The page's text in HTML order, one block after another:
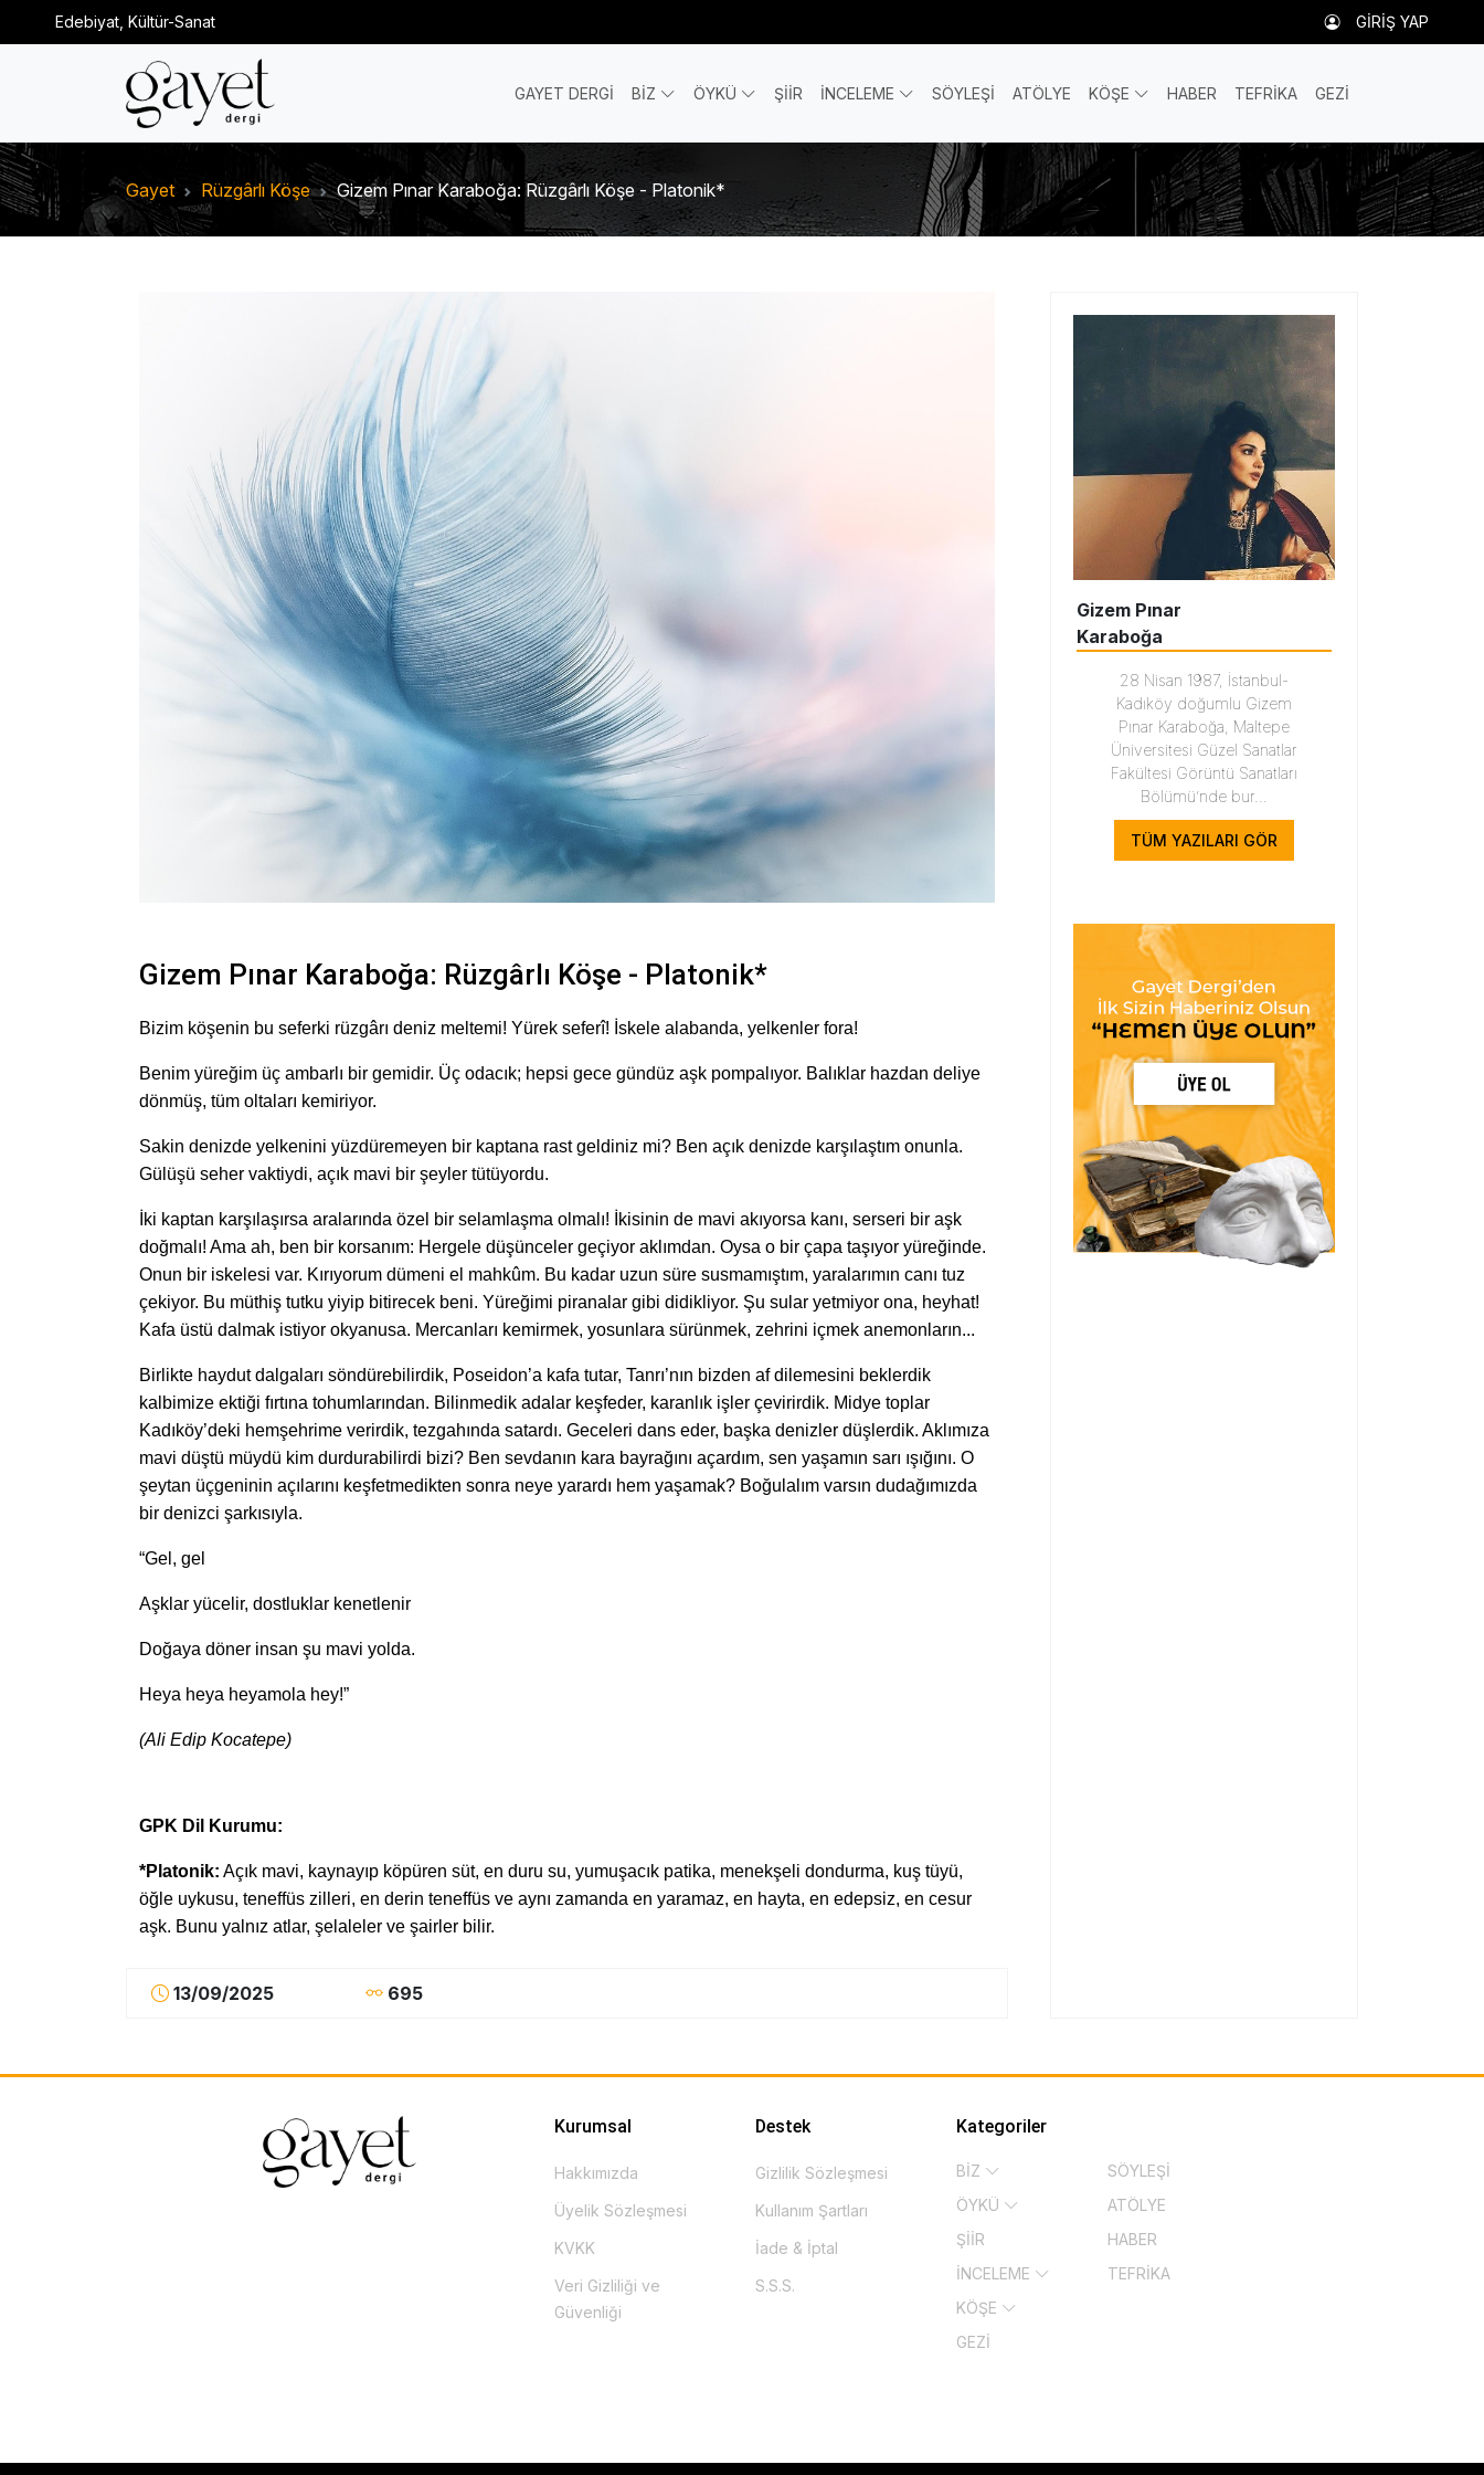
Edebiyat, Kültür-Sanat GİRİŞ YAP
GAYET DERGİ BİZ ÖYKÜ ŞİİR İNCELEME SÖYLEŞİ ATÖLYE KÖŞE HABER TEFRİKA GEZİ
Gayet Rüzgârlı Köşe Gizem Pınar Karaboğa: Rüzgârlı Köşe - Platonik*
Gizem Pınar Karaboğa: Rüzgârlı Köşe - Platonik*
Bizim köşenin bu seferki rüzgârı deniz meltemi! Yürek seferî! İskele alabanda, yelkenler fora!
Benim yüreğim üç ambarlı bir gemidir. Üç odacık; hepsi gece gündüz aşk pompalıyor. Balıklar hazdan deliye
dönmüş, tüm oltaları kemiriyor.
Sakin denizde yelkenini yüzdüremeyen bir kaptana rast geldiniz mi? Ben açık denizde karşılaştım onunla.
Gülüşü seher vaktiydi, açık mavi bir şeyler tütüyordu.
İki kaptan karşılaşırsa aralarında özel bir selamlaşma olmalı! İkisinin de mavi akıyorsa kanı, serseri bir aşk
doğmalı! Ama ah, ben bir korsanım: Hergele düşünceler geçiyor aklımdan. Oysa o bir çapa taşıyor yüreğinde.
Onun bir iskelesi var. Kırıyorum dümeni el mahkûm. Bu kadar uzun süre susmamıştım, yaralarımın canı tuz
çekiyor. Bu müthiş tutku yiyip bitirecek beni. Yüreğimi piranalar gibi didikliyor. Şu sular yetmiyor ona, heyhat!
Kafa üstü dalmak istiyor okyanusa. Mercanları kemirmek, yosunlara sürünmek, zehrini içmek anemonların...
Birlikte haydut dalgaları söndürebilirdik, Poseidon’a kafa tutar, Tanrı’nın bizden af dilemesini beklerdik
kalbimize ektiği fırtına tohumlarından. Bilinmedik adalar keşfeder, karanlık işler çevirirdik. Midye toplar
Kadıköy’deki hemşehrime verirdik, tezgahında satardı. Geceleri dans eder, başka denizler düşlerdik. Aklımıza
mavi düştü müydü kim durdurabilirdi bizi? Ben sevdanın kara bayrağını açardım, sen yaşamın sarı ışığını. O
şeytan üçgeninin açılarını keşfetmedikten sonra neye yarardı hem yaşamak? Boğulalım varsın dudağımızda
bir denizci şarkısıyla.
“Gel, gel
Aşklar yücelir, dostluklar kenetlenir
Doğaya döner insan şu mavi yolda.
Heya heya heyamola hey!”
(Ali Edip Kocatepe)
GPK Dil Kurumu:
*Platonik: Açık mavi, kaynayıp köpüren süt, en duru su, yumuşacık patika, menekşeli dondurma, kuş tüyü,
öğle uykusu, teneffüs zilleri, en derin teneffüs ve aynı zamanda en yaramaz, en hayta, en edepsiz, en cesur
aşk. Bunu yalnız atlar, şelaleler ve şairler bilir.
13/09/2025 695
Gizem Pınar
Karaboğa
28 Nisan 1987, İstanbul-
Kadıköy doğumlu Gizem
Pınar Karaboğa, Maltepe
Üniversitesi Güzel Sanatlar
Fakültesi Görüntü Sanatları
Bölümü’nde bur...
TÜM YAZILARI GÖR
Kurumsal
Hakkımızda
Üyelik Sözleşmesi
KVKK
Veri Gizliliği ve
Güvenliği
Destek
Gizlilik Sözleşmesi
Kullanım Şartları
İade & İptal
S.S.S.
Kategoriler
BİZ
ÖYKÜ
ŞİİR
İNCELEME
KÖŞE
GEZİ
SÖYLEŞİ
ATÖLYE
HABER
TEFRİKA